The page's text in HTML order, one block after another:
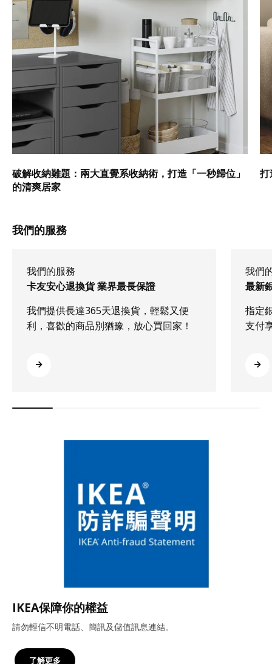
破解收納難題：兩大直覺系收納術，打造「一秒歸位」
的清爽居家
打
我們的服務
我們的服務
卡友安心退換貨 業界最長保證
我們提供長達365天退換貨，輕鬆又便
利，喜歡的商品別猶豫，放心買回家！
我們
最新
指定
支付
IKEA保障你的權益
請勿輕信不明電話、簡訊及儲值訊息連結。
了解更多